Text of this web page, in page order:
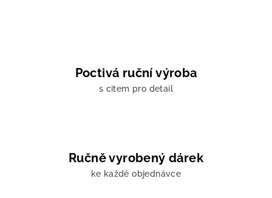
Poctivá ruční výroba
s citem pro detail
Ručně vyrobený dárek
ke každé objednávce